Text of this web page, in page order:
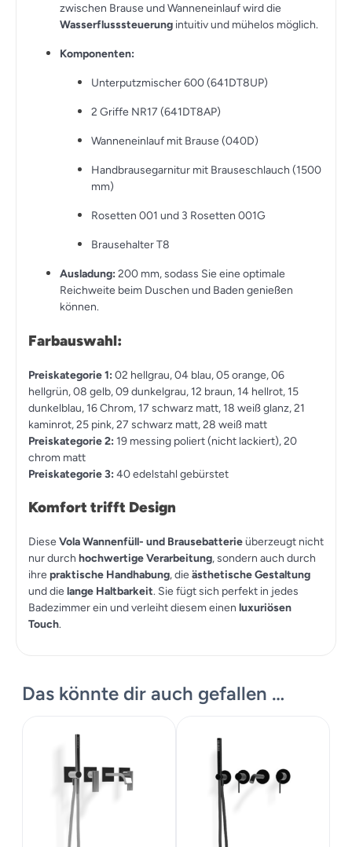
zwischen Brause und Wanneneinlauf wird die
Wasserflusssteuerung intuitiv und mühelos möglich.
Komponenten:
Unterputzmischer 600 (641DT8UP)
2 Griffe NR17 (641DT8AP)
Wanneneinlauf mit Brause (040D)
Handbrausegarnitur mit Brauseschlauch (1500
mm)
Rosetten 001 und 3 Rosetten 001G
Brausehalter T8
Ausladung: 200 mm, sodass Sie eine optimale
Reichweite beim Duschen und Baden genießen
können.
Farbauswahl:
Preiskategorie 1: 02 hellgrau, 04 blau, 05 orange, 06
hellgrün, 08 gelb, 09 dunkelgrau, 12 braun, 14 hellrot, 15
dunkelblau, 16 Chrom, 17 schwarz matt, 18 weiß glanz, 21
kaminrot, 25 pink, 27 schwarz matt, 28 weiß matt
Preiskategorie 2: 19 messing poliert (nicht lackiert), 20
chrom matt
Preiskategorie 3: 40 edelstahl gebürstet
Komfort trifft Design
DieseVola Wannenfüll- und Brausebatterieüberzeugt nicht
nur durch hochwertige Verarbeitung, sondern auch durch
ihrepraktische Handhabung, dieästhetische Gestaltung
und dielange Haltbarkeit. Sie fügt sich perfekt in jedes
Badezimmer ein und verleiht diesem einen luxuriösen
Touch.
Das könnte dir auch gefallen …